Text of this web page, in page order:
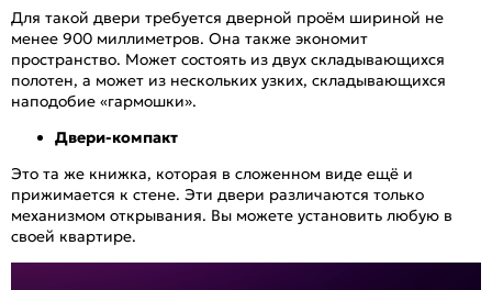
Для такой двери требуется дверной проём шириной не
менее 900 миллиметров. Она также экономит
пространство. Может состоять из двух складывающихся
полотен, а может из нескольких узких, складывающихся
наподобие «гармошки».
Двери-компакт
Это та же книжка, которая в сложенном виде ещё и
прижимается к стене. Эти двери различаются только
механизмом открывания. Вы можете установить любую в
своей квартире.